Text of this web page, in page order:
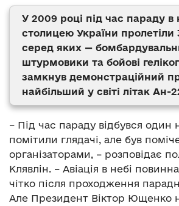
У 2009 році під час параду в
столицею України пролетіли
серед яких —
штурмовики та бойові
замкнув демонстраційний
найбільший у світі літак Ан-
– Під час параду відбувся один
помітили глядачі, але був
організаторами, – розповідає
Клявлін. – Авіація в небі
чітко після проходження
Але Президент Віктор Ющенко